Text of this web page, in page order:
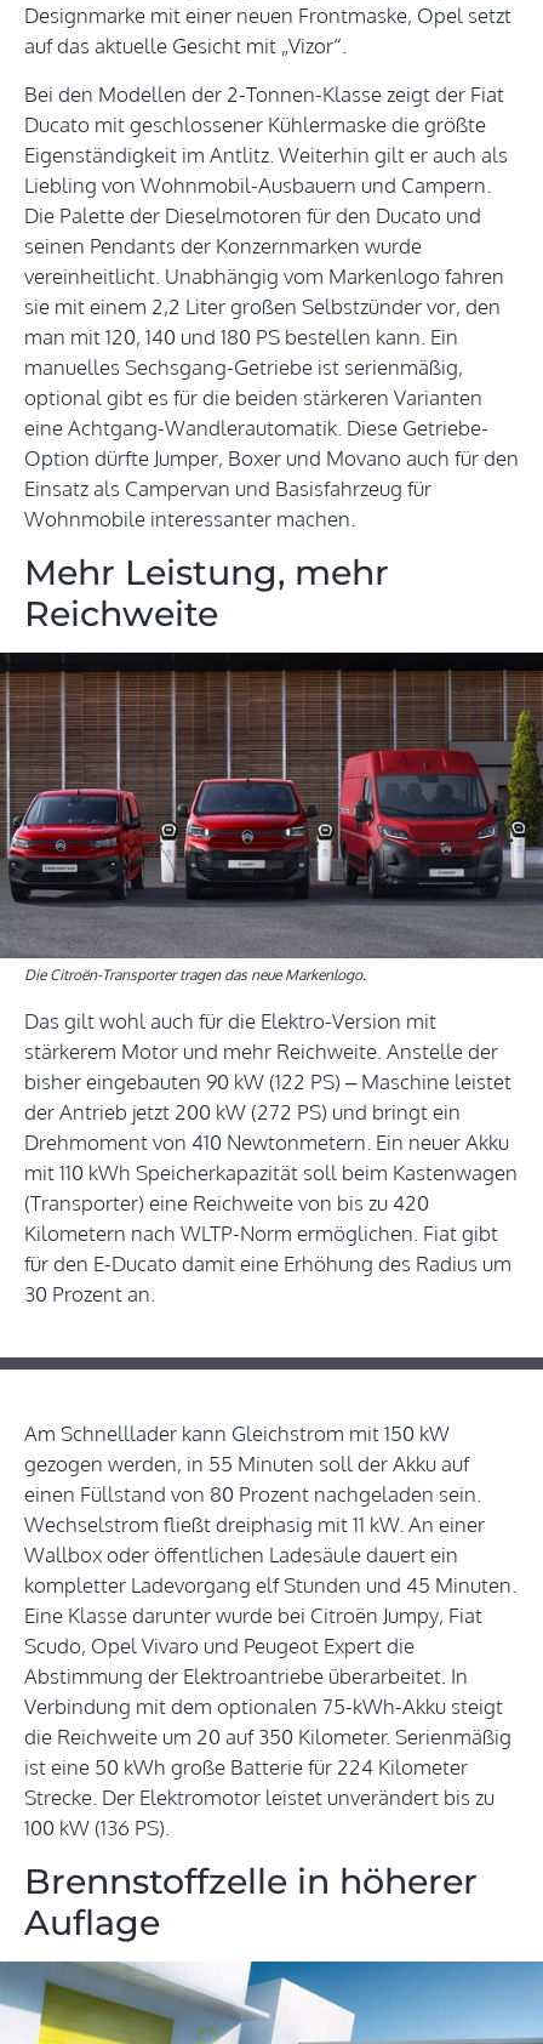
Designmarke mit einer neuen Frontmaske, Opel setzt
auf das aktuelle Gesicht mit „Vizor“.
Bei den Modellen der 2-Tonnen-Klasse zeigt der Fiat
Ducato mit geschlossener Kühlermaske die größte
Eigenständigkeit im Antlitz. Weiterhin gilt er auch als
Liebling von Wohnmobil-Ausbauern und Campern.
Die Palette der Dieselmotoren für den Ducato und
seinen Pendants der Konzernmarken wurde
vereinheitlicht. Unabhängig vom Markenlogo fahren
sie mit einem 2,2 Liter großen Selbstzünder vor, den
man mit 120, 140 und 180 PS bestellen kann. Ein
manuelles Sechsgang-Getriebe ist serienmäßig,
optional gibt es für die beiden stärkeren Varianten
eine Achtgang-Wandlerautomatik. Diese Getriebe-
Option dürfte Jumper, Boxer und Movano auch für den
Einsatz als Campervan und Basisfahrzeug für
Wohnmobile interessanter machen.
Mehr Leistung, mehr
Reichweite
Die Citroën-Transporter tragen das neue Markenlogo.
Das gilt wohl auch für die Elektro-Version mit
stärkerem Motor und mehr Reichweite. Anstelle der
bisher eingebauten 90 kW (122 PS) – Maschine leistet
der Antrieb jetzt 200 kW (272 PS) und bringt ein
Drehmoment von 410 Newtonmetern. Ein neuer Akku
mit 110 kWh Speicherkapazität soll beim Kastenwagen
(Transporter) eine Reichweite von bis zu 420
Kilometern nach WLTP-Norm ermöglichen. Fiat gibt
für den E-Ducato damit eine Erhöhung des Radius um
30 Prozent an.
Am Schnelllader kann Gleichstrom mit 150 kW
gezogen werden, in 55 Minuten soll der Akku auf
einen Füllstand von 80 Prozent nachgeladen sein.
Wechselstrom fließt dreiphasig mit 11 kW. An einer
Wallbox oder öffentlichen Ladesäule dauert ein
kompletter Ladevorgang elf Stunden und 45 Minuten.
Eine Klasse darunter wurde bei Citroën Jumpy, Fiat
Scudo, Opel Vivaro und Peugeot Expert die
Abstimmung der Elektroantriebe überarbeitet. In
Verbindung mit dem optionalen 75-kWh-Akku steigt
die Reichweite um 20 auf 350 Kilometer. Serienmäßig
ist eine 50 kWh große Batterie für 224 Kilometer
Strecke. Der Elektromotor leistet unverändert bis zu
100 kW (136 PS).
Brennstoffzelle in höherer
Auflage